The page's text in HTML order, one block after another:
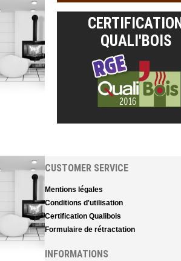
CERTIFICATION
QUALI'BOIS
CUSTOMER SERVICE
Mentions légales
Conditions d'utilisation
Certification Qualibois
Formulaire de rétractation
INFORMATIONS